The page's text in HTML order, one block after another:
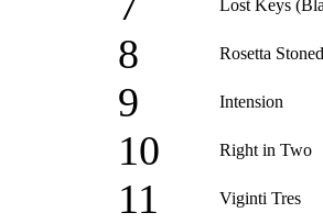
Lost Keys
8 Rosetta Stoned
9 Intension
10 Right in Two
11 Viginti Tres